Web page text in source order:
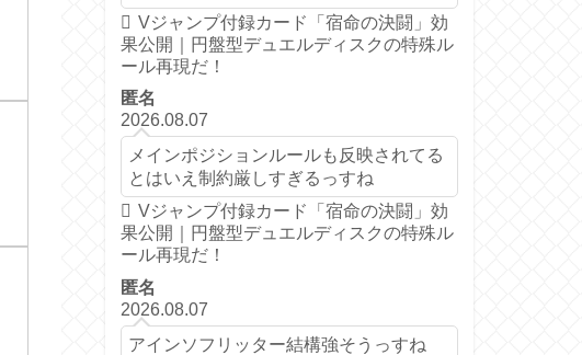
Vジャンプ付録カード「宿命の決闘」効
果公開｜円盤型デュエルディスクの特殊ル
ール再現だ！
匿名
2026.08.07
メインポジションルールも反映されてる
とはいえ制約厳しすぎるっすね
Vジャンプ付録カード「宿命の決闘」効
果公開｜円盤型デュエルディスクの特殊ル
ール再現だ！
匿名
2026.08.07
アインソフリッター結構強そうっすね